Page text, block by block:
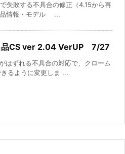
失敗する不具合の修正（4.15から再
情報・モデル ...
品CS ver 2.04 VerUP 7/27
はずれる不具合の対応で、クローム
るように変更しま ...